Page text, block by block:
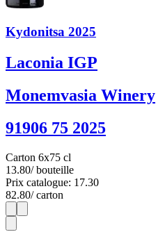
Kydonitsa 2025
Laconia IGP
Monemvasia Winery
91906 75 2025
Carton 6x75 cl
13.80/ bouteille
Prix catalogue: 17.30
82.80/ carton
1